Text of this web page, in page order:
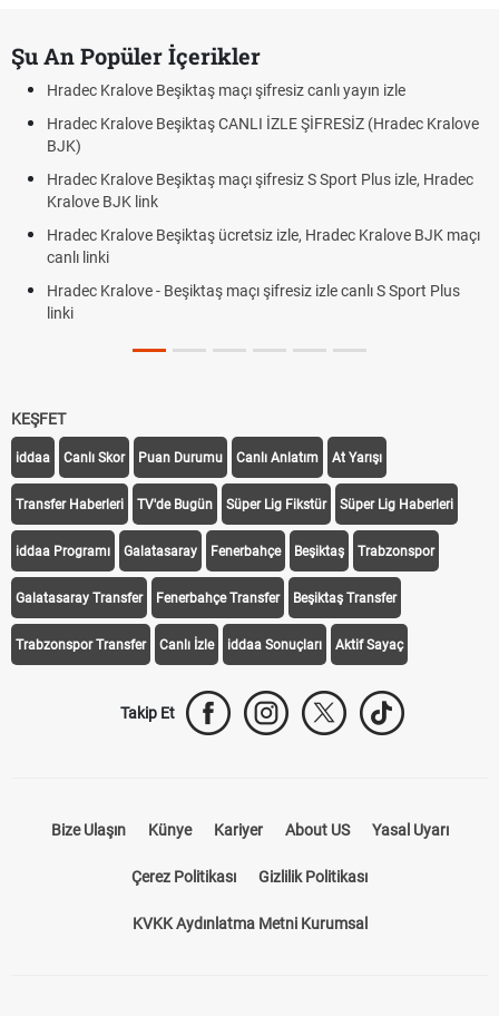
Şu An Popüler İçerikler
Hradec Kralove Beşiktaş maçı şifresiz canlı yayın izle
Hradec Kralove Beşiktaş CANLI İZLE ŞİFRESİZ (Hradec Kralove
BJK)
Hradec Kralove Beşiktaş maçı şifresiz S Sport Plus izle, Hradec
Kralove BJK link
Hradec Kralove Beşiktaş ücretsiz izle, Hradec Kralove BJK maçı
canlı linki
Hradec Kralove - Beşiktaş maçı şifresiz izle canlı S Sport Plus
linki
KEŞFET
iddaa Canlı Skor Puan Durumu Canlı Anlatım At Yarışı
Transfer Haberleri TV'de Bugün Süper Lig Fikstür Süper Lig Haberleri
iddaa Programı Galatasaray Fenerbahçe Beşiktaş Trabzonspor
Galatasaray Transfer Fenerbahçe Transfer Beşiktaş Transfer
Trabzonspor Transfer Canlı İzle iddaa Sonuçları Aktif Sayaç
Takip Et
Bize Ulaşın Künye Kariyer About US Yasal Uyarı
Çerez Politikası Gizlilik Politikası
KVKK Aydınlatma Metni Kurumsal